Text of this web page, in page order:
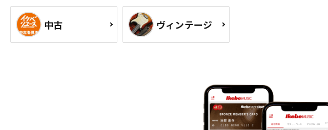
中古 ヴィンテージ